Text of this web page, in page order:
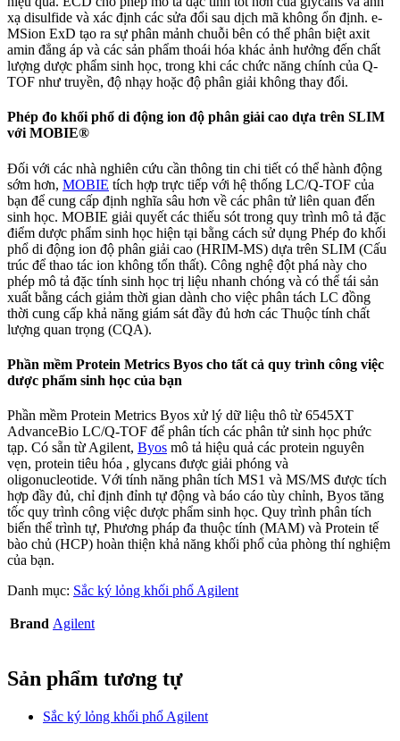
xạ disulfide và xác định các sửa đổi sau dịch mã không ổn định. e-
MSion ExD tạo ra sự phân mảnh chuỗi bên có thể phân biệt axit
amin đẳng áp và các sản phẩm thoái hóa khác ảnh hưởng đến chất
lượng dược phẩm sinh học, trong khi các chức năng chính của Q-
TOF như truyền, độ nhạy hoặc độ phân giải không thay đổi.
Phép đo khối phổ di động ion độ phân giải cao dựa trên SLIM
với MOBIE®
Đối với các nhà nghiên cứu cần thông tin chi tiết có thể hành động
sớm hơn, MOBIE tích hợp trực tiếp với hệ thống LC/Q-TOF của
bạn để cung cấp định nghĩa sâu hơn về các phân tử liên quan đến
sinh học. MOBIE giải quyết các thiếu sót trong quy trình mô tả đặc
điểm dược phẩm sinh học hiện tại bằng cách sử dụng Phép đo khối
phổ di động ion độ phân giải cao (HRIM-MS) dựa trên SLIM (Cấu
trúc để thao tác ion không tổn thất). Công nghệ đột phá này cho
phép mô tả đặc tính sinh học trị liệu nhanh chóng và có thể tái sản
xuất bằng cách giảm thời gian dành cho việc phân tách LC đồng
thời cung cấp khả năng giám sát đầy đủ hơn các Thuộc tính chất
lượng quan trọng (CQA).
Phần mềm Protein Metrics Byos cho tất cả quy trình công việc
dược phẩm sinh học của bạn
Phần mềm Protein Metrics Byos xử lý dữ liệu thô từ 6545XT
AdvanceBio LC/Q-TOF để phân tích các phân tử sinh học phức
tạp. Có sẵn từ Agilent, Byos mô tả hiệu quả các protein nguyên
vẹn, protein tiêu hóa , glycans được giải phóng và
oligonucleotide. Với tính năng phân tích MS1 và MS/MS được tích
hợp đầy đủ, chỉ định đỉnh tự động và báo cáo tùy chỉnh, Byos tăng
tốc quy trình công việc dược phẩm sinh học. Quy trình phân tích
biến thể trình tự, Phương pháp đa thuộc tính (MAM) và Protein tế
bào chủ (HCP) hoàn thiện khả năng khối phổ của phòng thí nghiệm
của bạn.
Danh mục: Sắc ký lỏng khối phổ Agilent
Brand Agilent
Sản phẩm tương tự
Sắc ký lỏng khối phổ Agilent